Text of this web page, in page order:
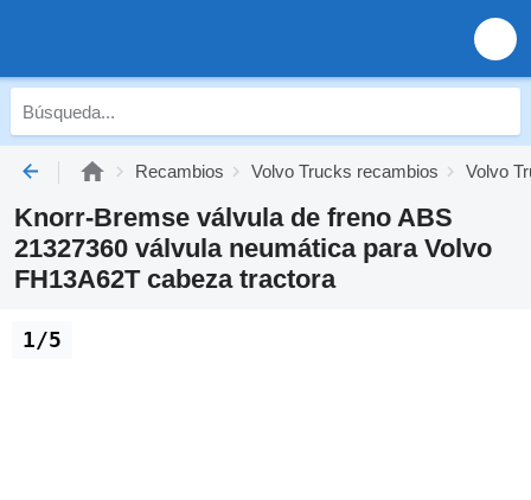
Recambios Volvo Trucks recambios Volvo
Knorr-Bremse válvula de freno ABS
21327360 válvula neumática para Volvo
FH13A62T cabeza tractora
1/5